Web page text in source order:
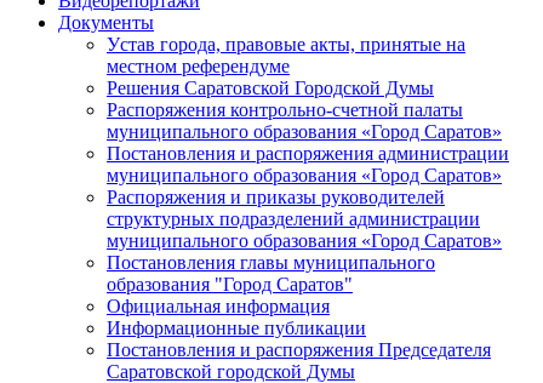
Документы
Уcтав города, правовые акты, принятые на
местном референдуме
Решения Саратовской Городской Думы
Распоряжения контрольно-счетной палаты
муниципального образования «Город Саратов»
Постановления и распоряжения администрации
муниципального образования «Город Саратов»
Распоряжения и приказы руководителей
структурных подразделений администрации
муниципального образования «Город Саратов»
Постановления главы муниципального
образования "Город Саратов"
Официальная информация
Информационные публикации
Постановления и распоряжения Председателя
Саратовской городской Думы